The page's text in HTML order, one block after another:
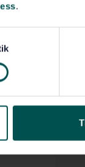
.